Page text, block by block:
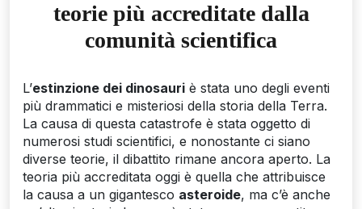
teorie più accreditate dalla
comunità scientifica
L’estinzione dei dinosauri è stata uno degli eventi
più drammatici e misteriosi della storia della Terra.
La causa di questa catastrofe è stata oggetto di
numerosi studi scientifici, e nonostante ci siano
diverse teorie, il dibattito rimane ancora aperto. La
teoria più accreditata oggi è quella che attribuisce
la causa a un gigantesco asteroide, ma c’è anche